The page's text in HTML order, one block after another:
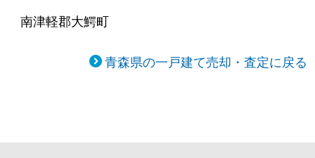
南津軽郡大鰐町
青森県の一戸建て売却・査定に戻る